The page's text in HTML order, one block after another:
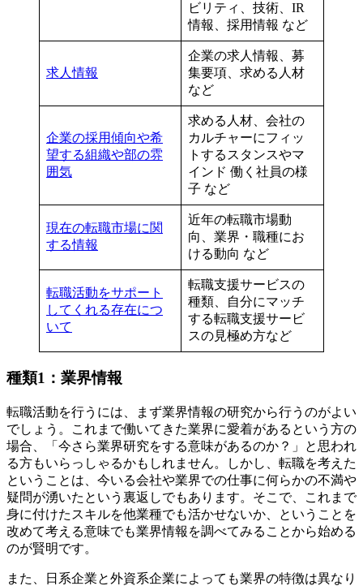
ビリティ、技術、IR
情報、採用情報 など
求人情報
企業の求人情報、募
集要項、求める人材
など
企業の採用傾向や希
望する組織や部の雰
囲気
求める人材、会社の
カルチャーにフィッ
トするスタンスやマ
インド 働く社員の様
子 など
現在の転職市場に関
する情報
近年の転職市場動
向、業界・職種にお
ける動向 など
転職活動をサポート
してくれる存在につ
いて
転職支援サービスの
種類、自分にマッチ
する転職支援サービ
スの見極め方など
種類1：業界情報
転職活動を行うには、まず業界情報の研究から行うのがよい
でしょう。これまで働いてきた業界に愛着があるという方の
場合、「今さら業界研究をする意味があるのか？」と思われ
る方もいらっしゃるかもしれません。しかし、転職を考えた
ということは、今いる会社や業界での仕事に何らかの不満や
疑問が湧いたという裏返しでもあります。そこで、これまで
身に付けたスキルを他業種でも活かせないか、ということを
改めて考える意味でも業界情報を調べてみることから始める
のが賢明です。
また、日系企業と外資系企業によっても業界の特徴は異なり